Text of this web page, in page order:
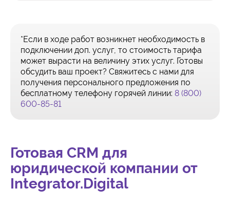
*Если в ходе работ возникнет необходимость в
подключении доп. услуг, то стоимость тарифа
может вырасти на величину этих услуг. Готовы
обсудить ваш проект? Свяжитесь с нами для
получения персонального предложения по
бесплатному телефону горячей линии: 8 (800)
600-85-81
Готовая CRM для
юридической компании от
Integrator.Digital